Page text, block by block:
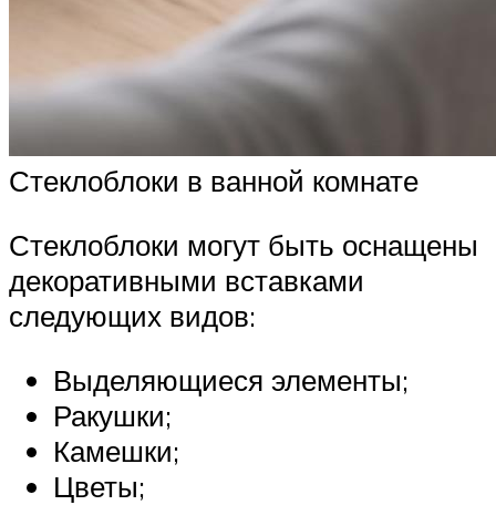
Стеклоблоки в ванной комнате
Стеклоблоки могут быть оснащены
декоративными вставками
следующих видов:
Выделяющиеся элементы;
Ракушки;
Камешки;
Цветы;